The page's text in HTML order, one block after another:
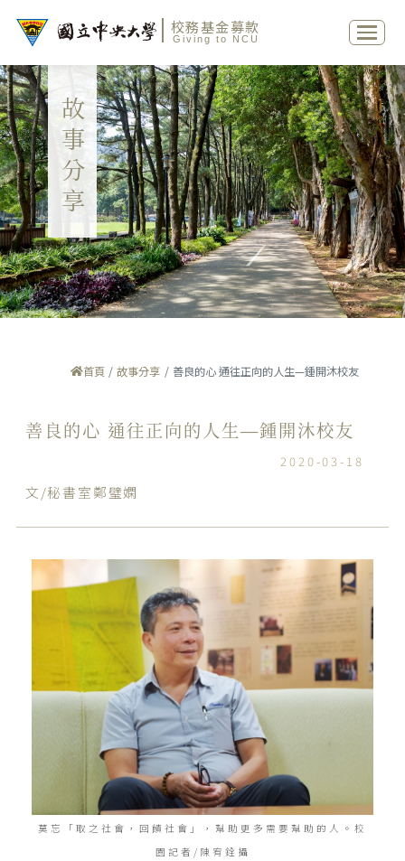
校務基金募款
Giving to NCU
故事分享
首頁 故事分享 善良的心 通往正向的人生—鍾開沐校友
善良的心 通往正向的人生—鍾開沐校友
2020-03-18
文/秘書室鄭璧嫻
莫忘「取之社會，回饋社會」，幫助更多需要幫助的人。校
園記者/陳宥銓攝